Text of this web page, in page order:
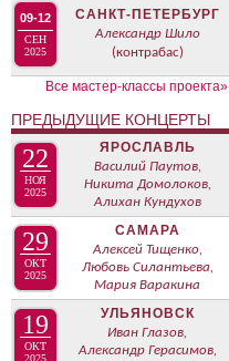
09-12
СЕН
2025
САНКТ-ПЕТЕРБУРГ
Александр Шило
(контрабас)
Все мастер-классы проекта»
ПРЕДЫДУЩИЕ КОНЦЕРТЫ
22
НОЯ
2025
ЯРОСЛАВЛЬ
Василий Паутов,
Никита Домолоков,
Алихан Кундухов
29
ОКТ
2025
САМАРА
Алексей Тищенко,
Любовь Силантьева,
Мария Варакина
19
ОКТ
2025
УЛЬЯНОВСК
Иван Глазов,
Александр Герасимов,